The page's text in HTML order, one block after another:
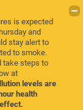
is expected
and
stay alert to
to smoke.
take steps to
at
levels are
health